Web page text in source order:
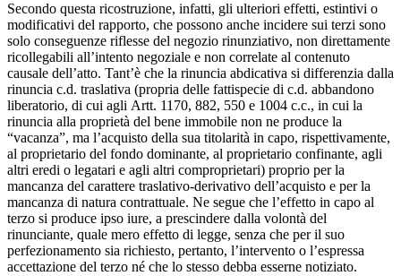
Secondo questa ricostruzione, infatti, gli ulteriori effetti, estintivi o
modificativi del rapporto, che possono anche incidere sui terzi sono
solo conseguenze riflesse del negozio rinunziativo, non direttamente
ricollegabili all’intento negoziale e non correlate al contenuto
causale dell’atto. Tant’è che la rinuncia abdicativa si differenzia dalla
rinuncia c.d. traslativa (propria delle fattispecie di c.d. abbandono
liberatorio, di cui agli Artt. 1170, 882, 550 e 1004 c.c., in cui la
rinuncia alla proprietà del bene immobile non ne produce la
“vacanza”, ma l’acquisto della sua titolarità in capo, rispettivamente,
al proprietario del fondo dominante, al proprietario confinante, agli
altri eredi o legatari e agli altri comproprietari) proprio per la
mancanza del carattere traslativo-derivativo dell’acquisto e per la
mancanza di natura contrattuale. Ne segue che l’effetto in capo al
terzo si produce ipso iure, a prescindere dalla volontà del
rinunciante, quale mero effetto di legge, senza che per il suo
perfezionamento sia richiesto, pertanto, l’intervento o l’espressa
accettazione del terzo né che lo stesso debba esserne notiziato.